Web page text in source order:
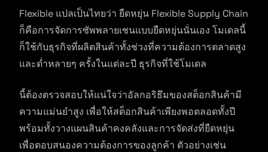
Flexible แปลเป็นไทยว่า ยืดหยุ่น Flexible Supply Chain
ก็คือการจัดการซัพพลายเชนแบบยืดหยุ่นนั่นเอง โมเดลนี้
ก็ใช้กับธุรกิจที่ผลิตสินค้าทั้งช่วงที่ความต้องการตลาดสูง
และต่ำหลายๆ ครั้งในแต่ละปี ธุรกิจที่ใช้โมเดล
นี้ต้องตรวจสอบให้แน่ใจว่าอัลกอริธึมของสต็อกสินค้ามี
ความแม่นยำสูง เพื่อให้สต็อกสินค้าเพียงพอตลอดทั้งปี
พร้อมทั้งวางแผนสินค้าคงคลังและการจัดส่งที่ยืดหยุ่น
เพื่อตอบสนองความต้องการของลูกค้า ตัวอย่างเช่น